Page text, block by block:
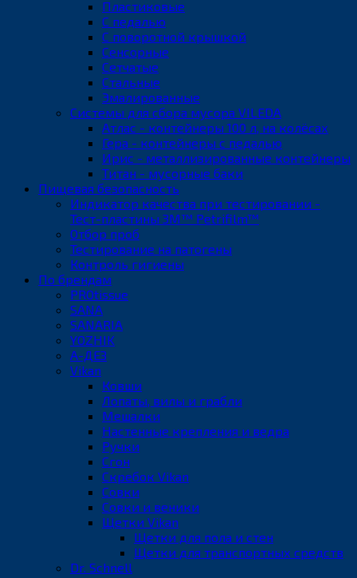
Пластиковые
С педалью
С поворотной крышкой
Сенсорные
Сетчатые
Стальные
Эмалированные
Системы для сбора мусора VILEDA
Атлас - контейнеры 100 л, на колёсах
Гера - контейнеры с педалью
Ирис - металлизированные контейнеры
Титан - мусорные баки
Пищевая безопасность
Индикатор качества при тестировании -
Тест-пластины 3M™ Petrifilm™
Отбор проб
Тестирование на патогены
Контроль гигиены
По брендам
PROtissue
SANA
SANARIA
YOZHIK
А-ДЕЗ
Vikan
Ковши
Лопаты, вилы и грабли
Мешалки
Настенные крепления и ведра
Ручки
Сгон
Скребок Vikan
Совки
Совки и веники
Щетки Vikan
Щетки для пола и стен
Щетки для транспортных средств
Dr. Schnell